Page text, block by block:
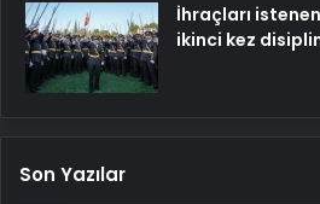
İhraçları
ikinci kez
Son Yazılar